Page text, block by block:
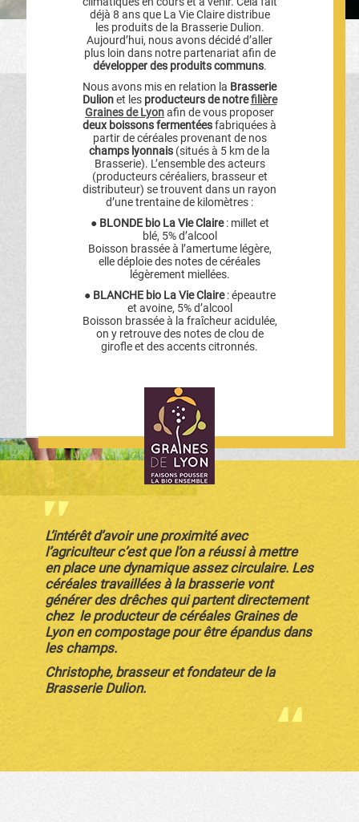
déjà 8 ans que La Vie Claire distribue
les produits de la Brasserie Dulion.
Aujourd’hui, nous avons décidé d’aller
plus loin dans notre partenariat afin de
développer des produits communs.
Nous avons mis en relation la Brasserie
Dulionet les producteurs de notrefilière
Graines de Lyonafin de vous proposer
deux boissons fermentéesfabriquées à
partir de céréales provenant de nos
champs lyonnais (situés à 5 km de la
Brasserie). L’ensemble des acteurs
(producteurs céréaliers, brasseur et
distributeur) se trouvent dans un rayon
d’une trentaine de kilomètres :
● BLONDE bio La Vie Claire: millet et
blé, 5% d’alcool
Boisson brassée à l’amertume légère,
elle déploie des notes de céréales
légèrement miellées.
● BLANCHE bio La Vie Claire: épeautre
et avoine, 5% d’alcool
Boisson brassée à la fraîcheur acidulée,
on y retrouve des notes de clou de
girofle et des accents citronnés.
L’intérêt d’avoir une proximité avec
l’agriculteur c’est que l’on a réussi à mettre
en place une dynamique assez circulaire. Les
céréales travaillées à la brasserie vont
générer des drêches qui partent directement
chez le producteur de céréales Graines de
Lyon en compostage pour être épandus dans
les champs.
Christophe, brasseur et fondateur de la
Brasserie Dulion.